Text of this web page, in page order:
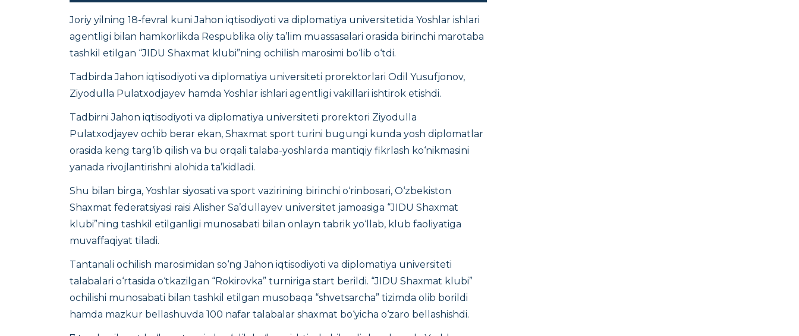
Joriy yilning 18-fevral kuni Jahon iqtisodiyoti va diplomatiya universitetida Yoshlar ishlari
agentligi bilan hamkorlikda Respublika oliy ta’lim muassasalari orasida birinchi marotaba
tashkil etilgan “JIDU Shaxmat klubi”ning ochilish marosimi bo‘lib o‘tdi.
Tadbirda Jahon iqtisodiyoti va diplomatiya universiteti prorektorlari Odil Yusufjonov,
Ziyodulla Pulatxodjayev hamda Yoshlar ishlari agentligi vakillari ishtirok etishdi.
Tadbirni Jahon iqtisodiyoti va diplomatiya universiteti prorektori Ziyodulla
Pulatxodjayev ochib berar ekan, Shaxmat sport turini bugungi kunda yosh diplomatlar
orasida keng targ‘ib qilish va bu orqali talaba-yoshlarda mantiqiy fikrlash ko‘nikmasini
yanada rivojlantirishni alohida ta’kidladi.
Shu bilan birga, Yoshlar siyosati va sport vazirining birinchi o‘rinbosari, O‘zbekiston
Shaxmat federatsiyasi raisi Alisher Sa’dullayev universitet jamoasiga “JIDU Shaxmat
klubi”ning tashkil etilganligi munosabati bilan onlayn tabrik yo‘llab, klub faoliyatiga
muvaffaqiyat tiladi.
Tantanali ochilish marosimidan so‘ng Jahon iqtisodiyoti va diplomatiya universiteti
talabalari o‘rtasida o‘tkazilgan “Rokirovka” turniriga start berildi. “JIDU Shaxmat klubi”
ochilishi munosabati bilan tashkil etilgan musobaqa “shvetsarcha” tizimda olib borildi
hamda mazkur bellashuvda 100 nafar talabalar shaxmat bo‘yicha o‘zaro bellashishdi.